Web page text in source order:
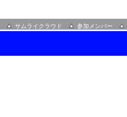
サムライクラウド 参加メンバー